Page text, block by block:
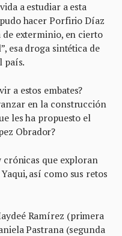
a estudiar a esta
hacer Porfirio Díaz
exterminio, en cierto
esa droga sintética de
país.
a estos embates?
en la construcción
les ha propuesto el
Obrador?
crónicas que exploran
así como sus retos
Ramírez (primera
Pastrana (segunda